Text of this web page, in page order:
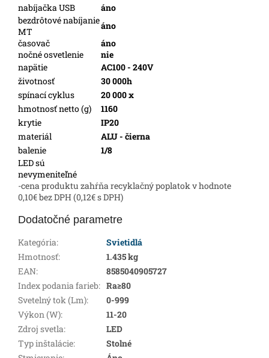
nabíjačka USB
áno
bezdrôtové nabíjanie
MT
áno
časovač
áno
nočné osvetlenie
nie
napätie
AC100 - 240V
životnosť
30 000h
spínací cyklus
20 000 x
hmotnosť netto (g)
1160
krytie
IP20
materiál
ALU - čierna
balenie
1/8
LED sú
nevymeniteľné
-cena produktu zahŕňa recyklačný poplatok v hodnote
0,10€ bez DPH (0,12€ s DPH)
Dodatočné parametre
Kategória:
Svietidlá
Hmotnosť:
1.435 kg
EAN:
8585040905727
Index podania farieb: Ra≥80
Svetelný tok (Lm):
0-999
Výkon (W):
11-20
Zdroj svetla:
LED
Typ inštalácie:
Stolné